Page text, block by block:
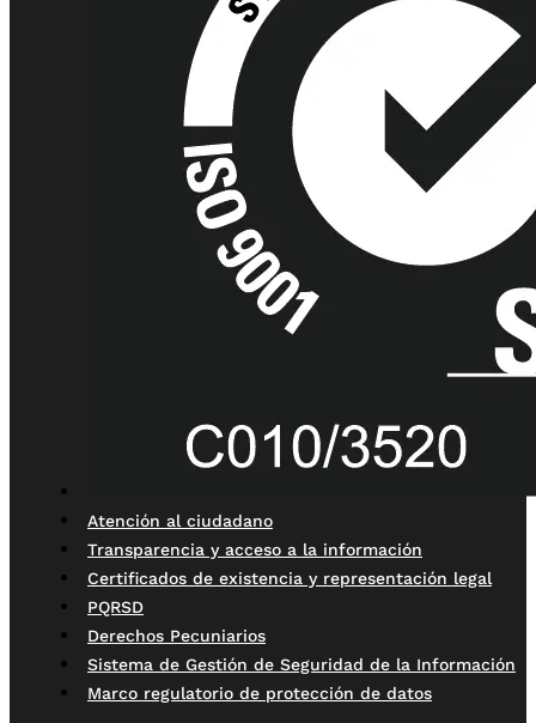
Atención al ciudadano
Transparencia y acceso a la información
Certificados de existencia y representación legal
PQRSD
Derechos Pecuniarios
Sistema de Gestión de Seguridad de la Información
Marco regulatorio de protección de datos